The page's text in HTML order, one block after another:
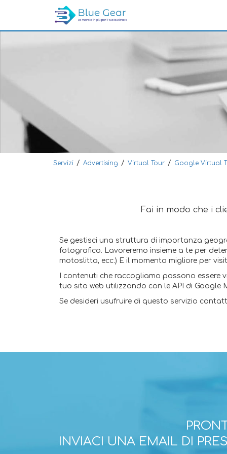
Servizi / Advertising / Virtual Tour / Google Virtual
Fai in modo che i
Se gestisci una struttura di importanza
fotografico. Lavoreremo insieme a te per
motoslitta, ecc.) E il momento migliore per
I contenuti che raccogliamo possono essere
tuo sito web utilizzando con le API di Google
Se desideri usufruire di questo servizio
INVIACI UNA EMAIL DI